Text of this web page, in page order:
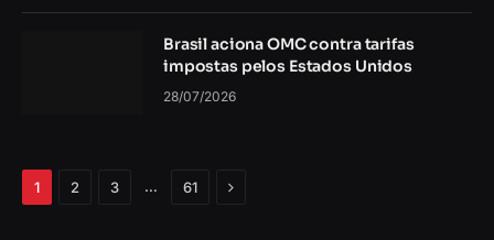
Brasil aciona OMC contra tarifas
impostas pelos Estados Unidos
28/07/2026
1 2 3 … 61 Próximo